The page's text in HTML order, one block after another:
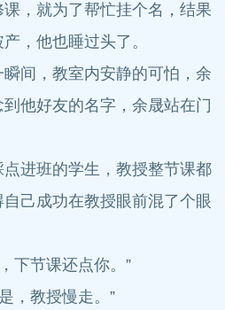
，就为了帮忙挂个名，结果
，他也睡过头了。
间，教室内安静的可怕，余
他好友的名字，余晟站在门
进班的学生，教授整节课都
己成功在教授眼前混了个眼
节课还点你。”
教授慢走。”